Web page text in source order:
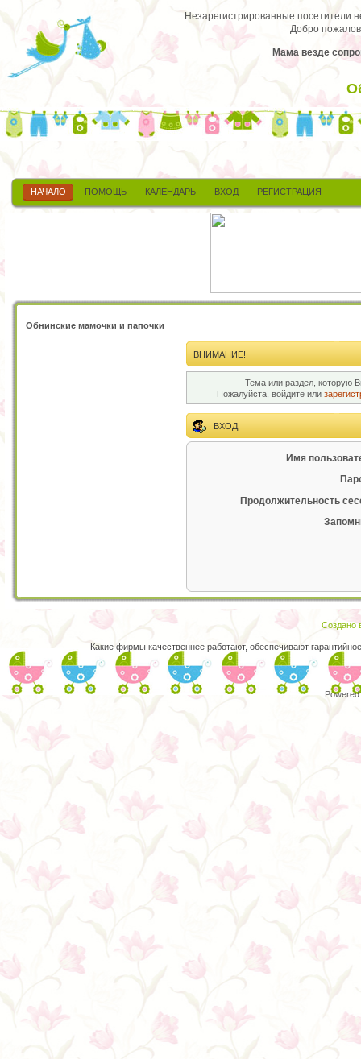
Незарегистрированные посетители
Добро
Мама везде
НАЧАЛО ПОМОЩЬ КАЛЕНДАРЬ ВХОД РЕГИСТРАЦИЯ
Обнинские мамочки и папочки
ВНИМАНИЕ!
Тема или раздел, которую
Пожалуйста, войдите или
ВХОД
Имя
Продолжительность
Создано
Какие фирмы качественнее работают, обеспечивают